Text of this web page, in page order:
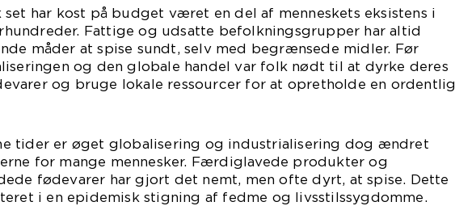
set har kost på budget været en del af menneskets eksistens i
Fattige og udsatte befolkningsgrupper har altid
måder at spise sundt, selv med begrænsede midler. Før
og den globale handel var folk nødt til at dyrke deres
og bruge lokale ressourcer for at opretholde en ordentlig
tider er øget globalisering og industrialisering dog ændret
for mange mennesker. Færdiglavede produkter og
fødevarer har gjort det nemt, men ofte dyrt, at spise. Dette
i en epidemisk stigning af fedme og livsstilssygdomme.